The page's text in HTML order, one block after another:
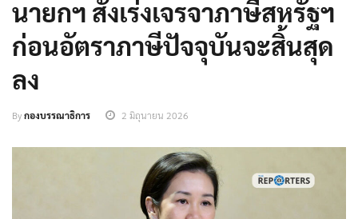
นายกฯ สั่งเร่งเจรจาภาษีสหรัฐฯ
ก่อนอัตราภาษีปัจจุบันจะสิ้นสุด
ลง
Byกองบรรณาธิการ 2 มิถุนายน 2026